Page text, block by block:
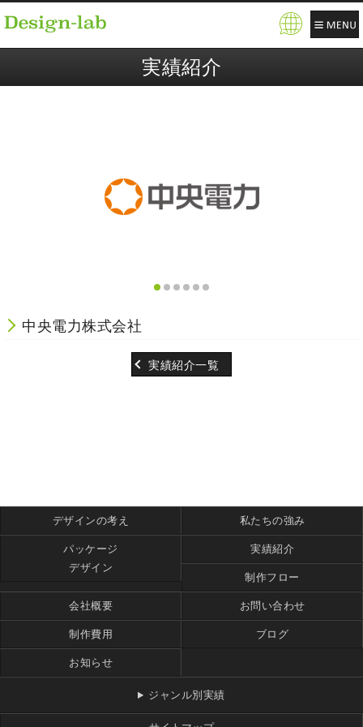
実績紹介
中央電力株式会社
実績紹介一覧
デザインの考え 私たちの強み
パッケージ
デザイン
実績紹介
制作フロー
会社概要 お問い合わせ
制作費用 ブログ
お知らせ
ジャンル別実績